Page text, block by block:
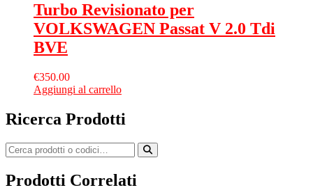
Turbo Revisionato per
VOLKSWAGEN Passat V 2.0 Tdi
BVE
€350.00
Aggiungi al carrello
Ricerca Prodotti
Prodotti Correlati